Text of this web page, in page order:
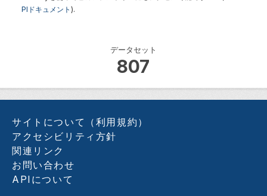
データセット
807
PIドキュメント ).
サイトについて（利用規約）
アクセシビリティ方針
関連リンク
お問い合わせ
APIについて